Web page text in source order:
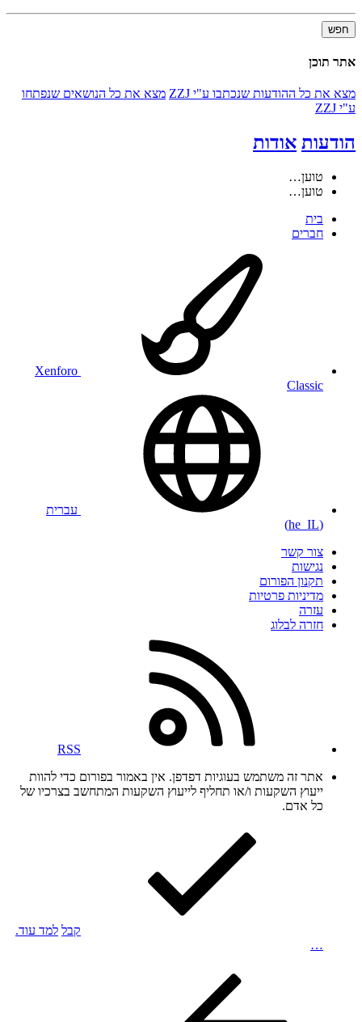
חפש
אתר תוכן
מצא את כל ההודעות שנכתבו ע"י ZZJ
מצא את כל הנושאים שנפתחו
ע"י ZZJ
הודעות אודות
טוען…
טוען…
בית
חברים
Xenforo
Classic
עברית
(he_IL)
צור קשר
נגישות
תקנון הפורום
מדיניות פרטיות
עזרה
חזרה לבלוג
RSS
אתר זה משתמש בעוגיות דפדפן. אין באמור בפורום כדי להוות
ייעוץ השקעות ו/או תחליף לייעוץ השקעות המתחשב בצרכיו של
כל אדם.
קבל למד עוד.
…